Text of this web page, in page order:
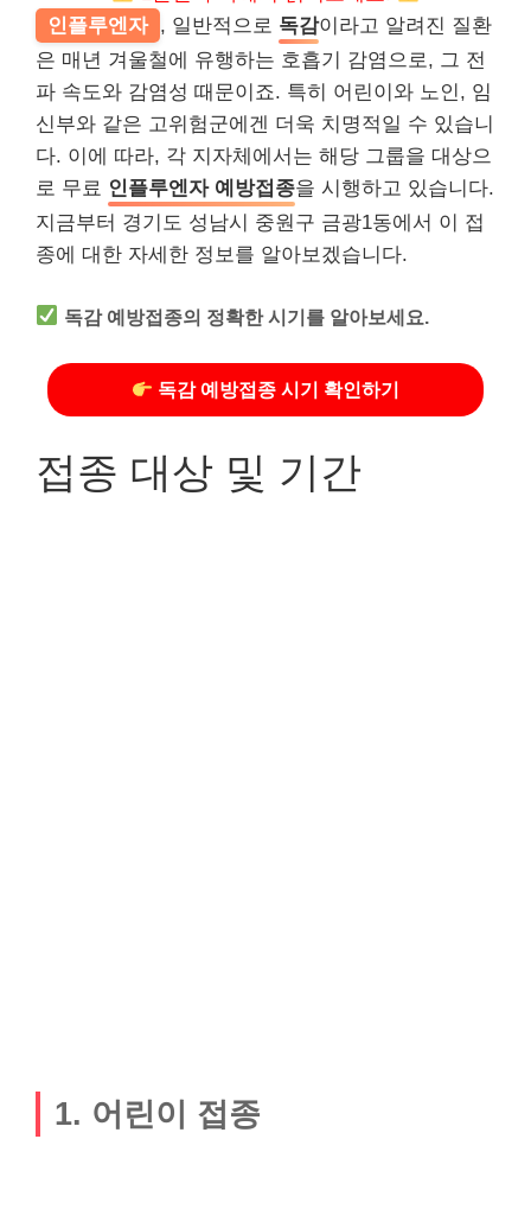
인플루엔자 , 일반적으로 독감이라고 알려진 질환
은 매년 겨울철에 유행하는 호흡기 감염으로, 그 전
파 속도와 감염성 때문이죠. 특히 어린이와 노인, 임
신부와 같은 고위험군에겐 더욱 치명적일 수 있습니
다. 이에 따라, 각 지자체에서는 해당 그룹을 대상으
로 무료 인플루엔자 예방접종을 시행하고 있습니다.
지금부터 경기도 성남시 중원구 금광1동에서 이 접
종에 대한 자세한 정보를 알아보겠습니다.
독감 예방접종의 정확한 시기를 알아보세요.
독감 예방접종 시기 확인하기
접종 대상 및 기간
1. 어린이 접종